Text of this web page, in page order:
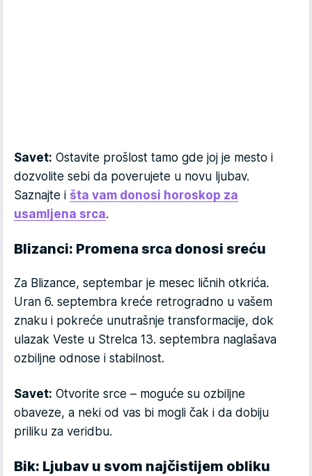
Savet: Ostavite prošlost tamo gde joj je mesto i
dozvolite sebi da poverujete u novu ljubav.
Saznajte i šta vam donosi horoskop za
usamljena srca.
Blizanci: Promena srca donosi sreću
Za Blizance, septembar je mesec ličnih otkrića.
Uran 6. septembra kreće retrogradno u vašem
znaku i pokreće unutrašnje transformacije, dok
ulazak Veste u Strelca 13. septembra naglašava
ozbiljne odnose i stabilnost.
Savet: Otvorite srce – moguće su ozbiljne
obaveze, a neki od vas bi mogli čak i da dobiju
priliku za veridbu.
Bik: Ljubav u svom najčistijem obliku